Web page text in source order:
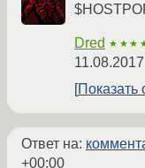
Dred
Показать
Ответ на:
+00:00